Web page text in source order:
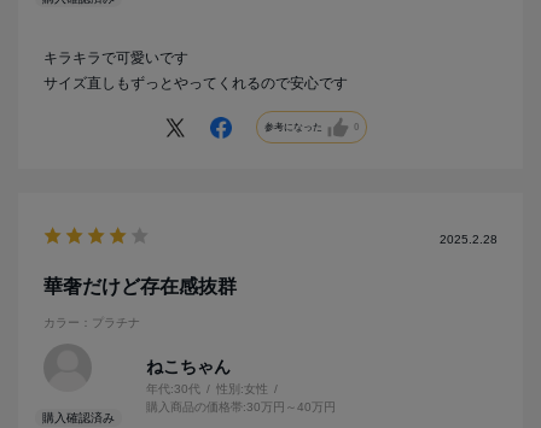
キラキラで可愛いです
サイズ直しもずっとやってくれるので安心です
参考になった 0
2025.2.28
華奢だけど存在感抜群
カラー：プラチナ
ねこちゃん
年代:30代 性別:女性
購入商品の価格帯:30万円～40万円